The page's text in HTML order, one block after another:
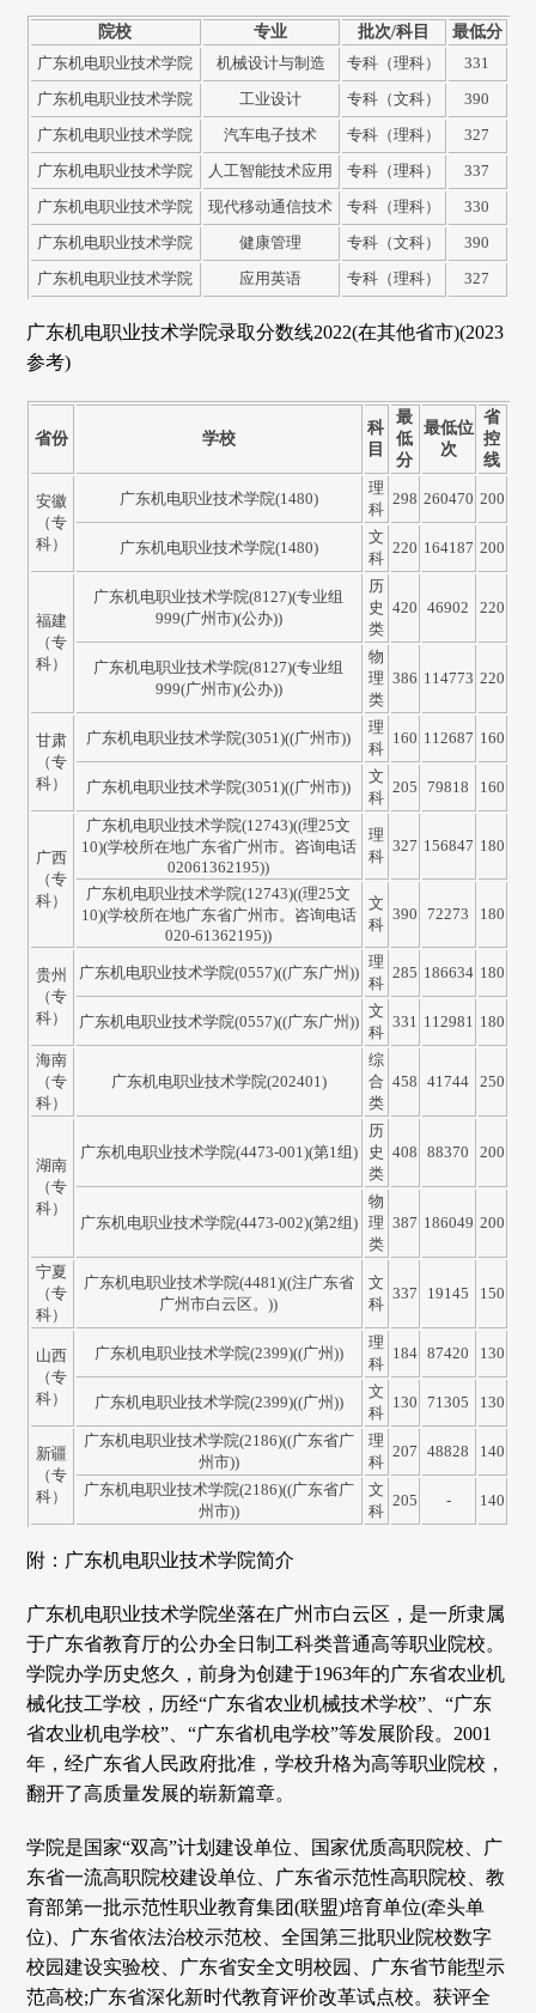
院校 专业 批次/科目
最低分
广东机电职业技术学院
机械设计与制造 专科（理科）
331
广东机电职业技术学院
工业设计 专科（文科）
390
广东机电职业技术学院
汽车电子技术 专科（理科）
327
广东机电职业技术学院
人工智能技术应用 专科（理科）
337
广东机电职业技术学院
现代移动通信技术 专科（理科）
330
广东机电职业技术学院
健康管理 专科（文科）
390
广东机电职业技术学院
应用英语 专科（理科） 327
广东机电职业技术学院录取分数线2022(在其他省市)(2023
参考)
省份 学校
科
目
最
低
分
最低位
次
省
控
线
安徽
（专
科）
广东机电职业技术学院(1480)
理
科
298 260470 200
广东机电职业技术学院(1480)
文
科
220 164187 200
福建
（专
科）
广东机电职业技术学院(8127)(专业组
999(广州市)(公办))
历
史
类
420 46902 220
广东机电职业技术学院(8127)(专业组
999(广州市)(公办))
物
理
类
386 114773 220
甘肃
（专
科）
广东机电职业技术学院(3051)((广州市))
理
科
160 112687 160
广东机电职业技术学院(3051)((广州市))
文
科
205 79818 160
广西
（专
科）
广东机电职业技术学院(12743)((理25文
10)(学校所在地广东省广州市。咨询电话
02061362195))
理
科
327 156847 180
广东机电职业技术学院(12743)((理25文
10)(学校所在地广东省广州市。咨询电话
020-61362195))
文
科
390 72273 180
贵州
（专
科）
广东机电职业技术学院(0557)((广东广州))
理
科
285 186634 180
广东机电职业技术学院(0557)((广东广州))
文
科
331 112981 180
海南
（专
科）
广东机电职业技术学院(202401)
综
合
类
458 41744 250
湖南
（专
科）
广东机电职业技术学院(4473-001)(第1组)
历
史
类
408 88370 200
广东机电职业技术学院(4473-002)(第2组)
物
理
类
387 186049 200
宁夏
（专
科）
广东机电职业技术学院(4481)((注广东省
广州市白云区。))
文
科
337 19145 150
山西
（专
科）
广东机电职业技术学院(2399)((广州))
理
科
184 87420 130
广东机电职业技术学院(2399)((广州))
文
科
130 71305 130
新疆
（专
科）
广东机电职业技术学院(2186)((广东省广
州市))
理
科
207 48828 140
广东机电职业技术学院(2186)((广东省广
州市))
文
科
205 - 140
附：广东机电职业技术学院简介
广东机电职业技术学院坐落在广州市白云区，是一所隶属
于广东省教育厅的公办全日制工科类普通高等职业院校。
学院办学历史悠久，前身为创建于1963年的广东省农业机
械化技工学校，历经“广东省农业机械技术学校”、“广东
省农业机电学校”、“广东省机电学校”等发展阶段。2001
年，经广东省人民政府批准，学校升格为高等职业院校，
翻开了高质量发展的崭新篇章。
学院是国家“双高”计划建设单位、国家优质高职院校、广
东省一流高职院校建设单位、广东省示范性高职院校、教
育部第一批示范性职业教育集团(联盟)培育单位(牵头单
位)、广东省依法治校示范校、全国第三批职业院校数字
校园建设实验校、广东省安全文明校园、广东省节能型示
范高校;广东省深化新时代教育评价改革试点校。获评全